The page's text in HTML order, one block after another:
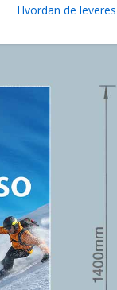
Hvordan de leveres